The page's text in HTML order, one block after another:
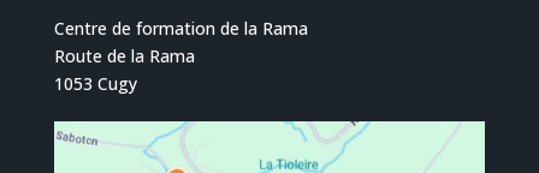
Centre de formation de la Rama
Route de la Rama
1053 Cugy